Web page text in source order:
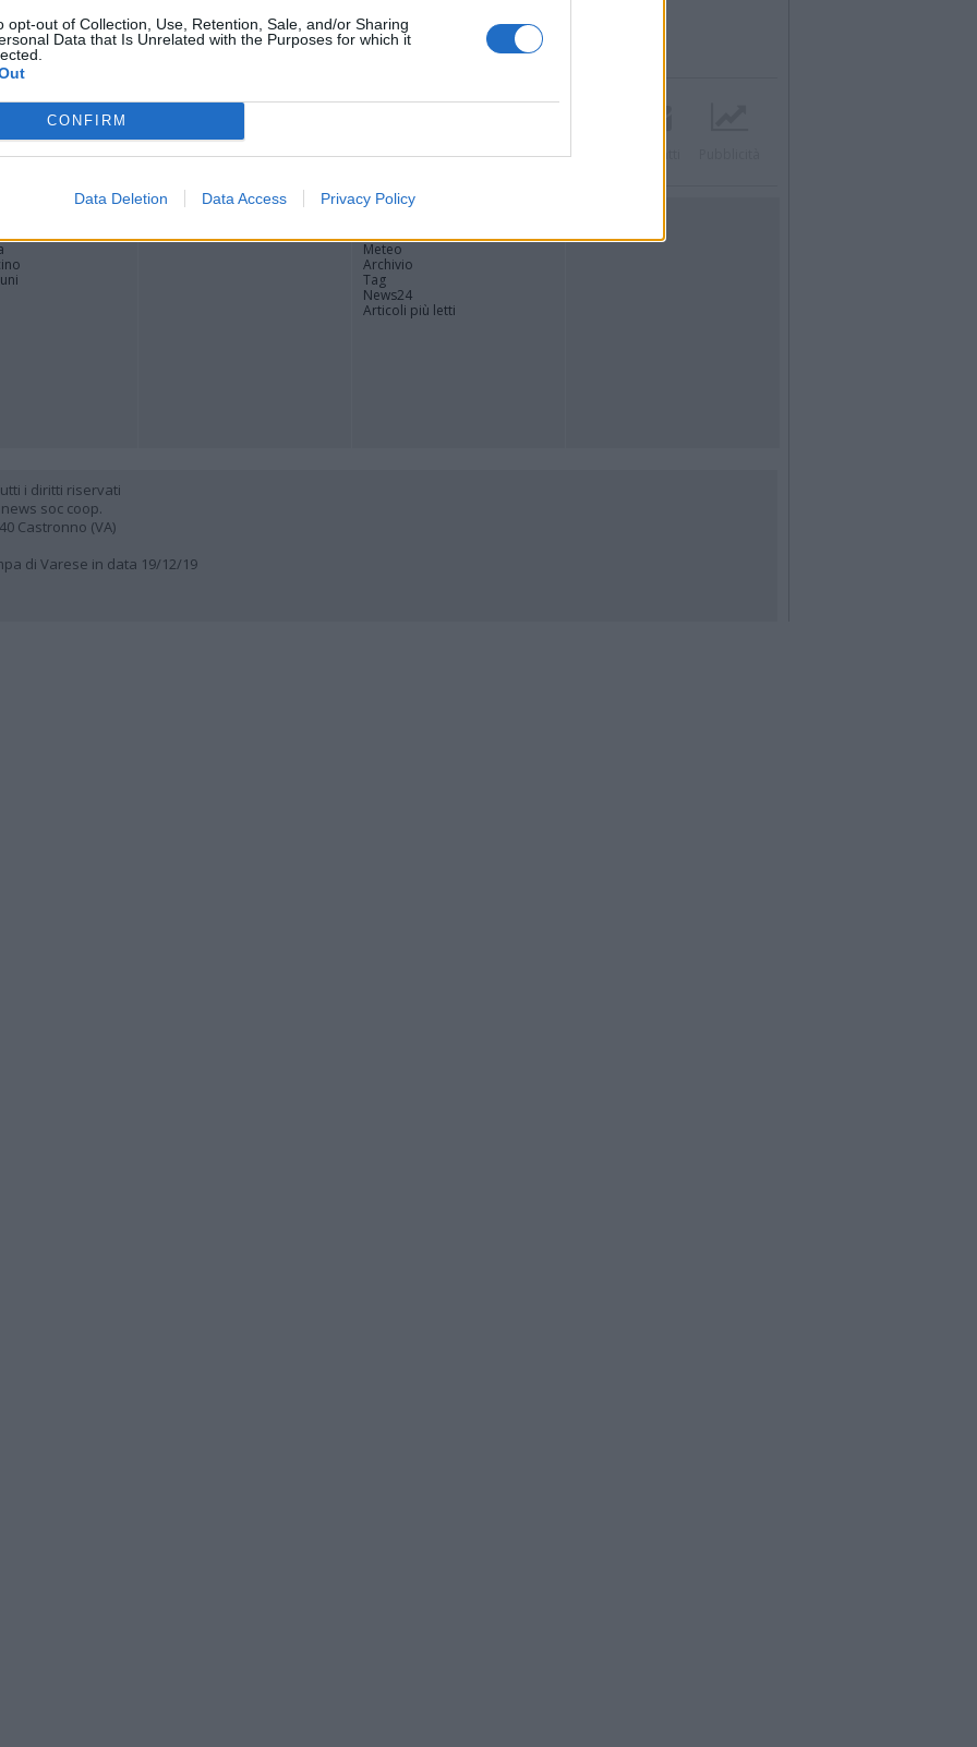
opt-out of Collection, Use, Retention, Sale, and/or Sharing
Data that Is Unrelated with the Purposes for which it
CONFIRM
Data Deletion Data Access Privacy Policy
Lombardia per avviare il progetto dedicato
Tre diversi percorsi di cura culturale pensati per
o isolamento
Registrati Redazione Invia notizia Feed RSS Facebook Twitter
Meteo
Archivio
Tag
News24
Articoli più letti
i diritti riservati
soc coop.
Castronno (VA)
di Varese in data 19/12/19